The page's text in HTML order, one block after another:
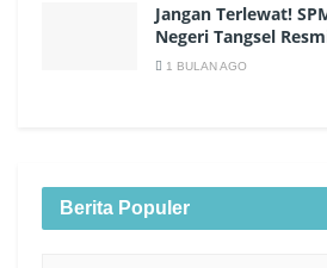
Jangan Terlewat!
Negeri Tangsel
1 BULAN AGO
Berita Populer